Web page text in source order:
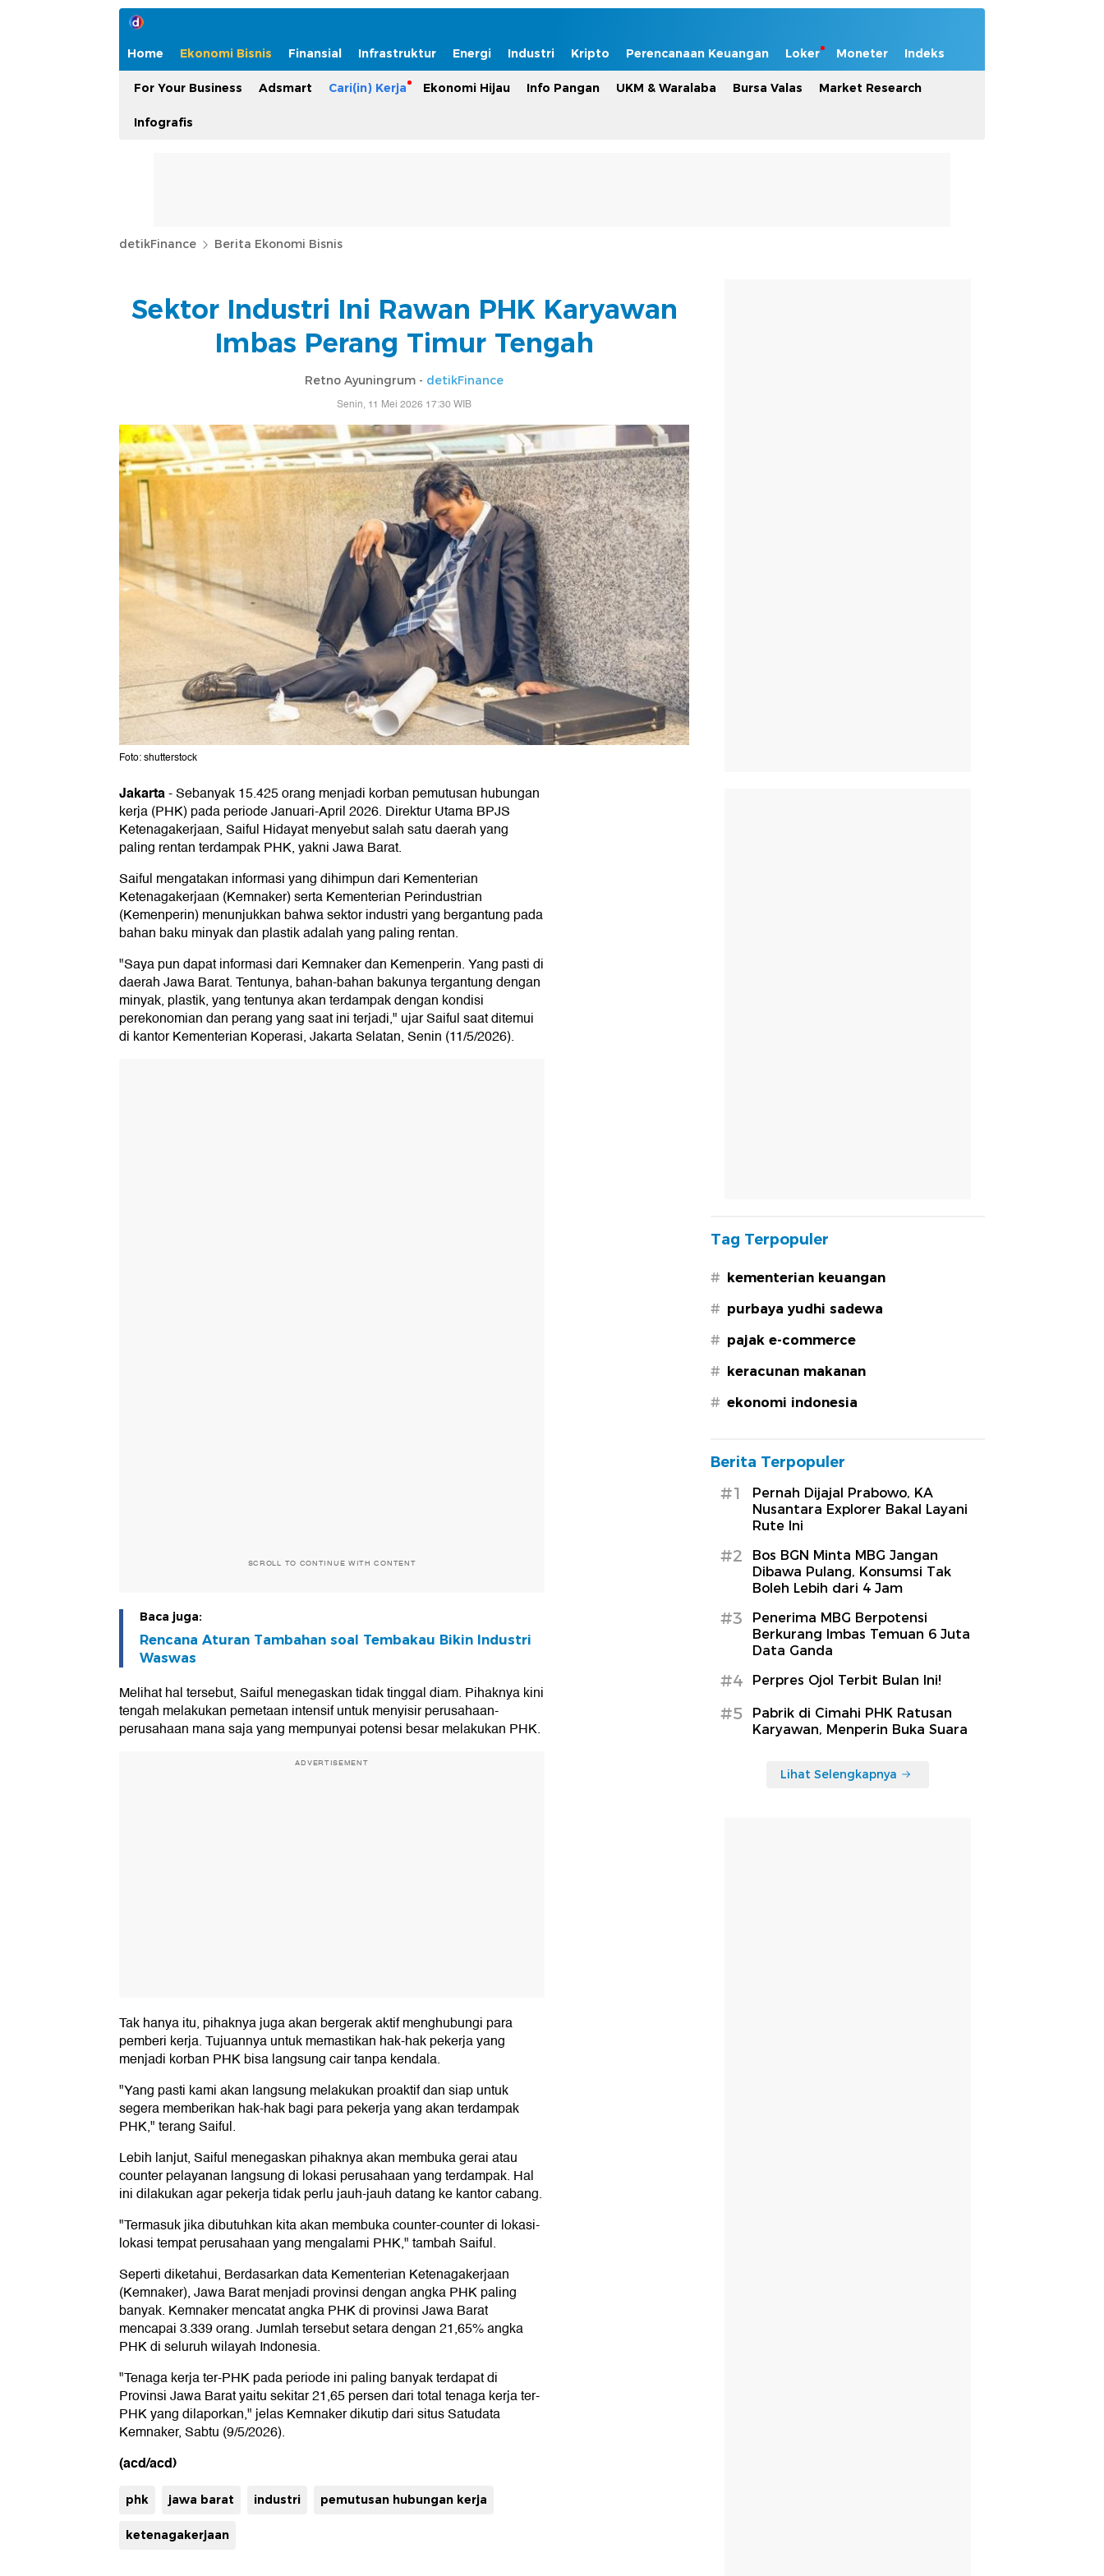
Home Ekonomi Bisnis Finansial Infrastruktur Energi Industri Kripto Perencanaan Keuangan Loker Moneter Indeks
For Your Business Adsmart Cari(in) Kerja Ekonomi Hijau Info Pangan UKM & Waralaba Bursa Valas Market Research
Infografis
detikFinance Berita Ekonomi Bisnis
Sektor Industri Ini Rawan PHK Karyawan
Imbas Perang Timur Tengah
Retno Ayuningrum - detikFinance
Senin, 11 Mei 2026 17:30 WIB
Foto: shutterstock
Jakarta-Sebanyak 15.425 orang menjadi korban pemutusan hubungan
kerja (PHK) pada periode Januari-April 2026. Direktur Utama BPJS
Ketenagakerjaan, Saiful Hidayat menyebut salah satu daerah yang
paling rentan terdampak PHK, yakni Jawa Barat.
Saiful mengatakan informasi yang dihimpun dari Kementerian
Ketenagakerjaan (Kemnaker) serta Kementerian Perindustrian
(Kemenperin) menunjukkan bahwa sektor industri yang bergantung pada
bahan baku minyak dan plastik adalah yang paling rentan.
"Saya pun dapat informasi dari Kemnaker dan Kemenperin. Yang pasti di
daerah Jawa Barat. Tentunya, bahan-bahan bakunya tergantung dengan
minyak, plastik, yang tentunya akan terdampak dengan kondisi
perekonomian dan perang yang saat ini terjadi," ujar Saiful saat ditemui
di kantor Kementerian Koperasi, Jakarta Selatan, Senin (11/5/2026).
SCROLL TO CONTINUE WITH CONTENT
Baca juga:
Rencana Aturan Tambahan soal Tembakau Bikin Industri
Waswas
Melihat hal tersebut, Saiful menegaskan tidak tinggal diam. Pihaknya kini
tengah melakukan pemetaan intensif untuk menyisir perusahaan-
perusahaan mana saja yang mempunyai potensi besar melakukan PHK.
ADVERTISEMENT
Tak hanya itu, pihaknya juga akan bergerak aktif menghubungi para
pemberi kerja. Tujuannya untuk memastikan hak-hak pekerja yang
menjadi korban PHK bisa langsung cair tanpa kendala.
"Yang pasti kami akan langsung melakukan proaktif dan siap untuk
segera memberikan hak-hak bagi para pekerja yang akan terdampak
PHK," terang Saiful.
Lebih lanjut, Saiful menegaskan pihaknya akan membuka gerai atau
counter pelayanan langsung di lokasi perusahaan yang terdampak. Hal
ini dilakukan agar pekerja tidak perlu jauh-jauh datang ke kantor cabang.
"Termasuk jika dibutuhkan kita akan membuka counter-counter di lokasi-
lokasi tempat perusahaan yang mengalami PHK," tambah Saiful.
Seperti diketahui, Berdasarkan data Kementerian Ketenagakerjaan
(Kemnaker), Jawa Barat menjadi provinsi dengan angka PHK paling
banyak. Kemnaker mencatat angka PHK di provinsi Jawa Barat
mencapai 3.339 orang. Jumlah tersebut setara dengan 21,65% angka
PHK di seluruh wilayah Indonesia.
"Tenaga kerja ter-PHK pada periode ini paling banyak terdapat di
Provinsi Jawa Barat yaitu sekitar 21,65 persen dari total tenaga kerja ter-
PHK yang dilaporkan," jelas Kemnaker dikutip dari situs Satudata
Kemnaker, Sabtu (9/5/2026).
(acd/acd)
phk jawa barat industri pemutusan hubungan kerja
ketenagakerjaan
Tag Terpopuler
# kementerian keuangan
# purbaya yudhi sadewa
# pajak e-commerce
# keracunan makanan
# ekonomi indonesia
Berita Terpopuler
#1
Pernah Dijajal Prabowo, KA
Nusantara Explorer Bakal Layani
Rute Ini
#2
Bos BGN Minta MBG Jangan
Dibawa Pulang, Konsumsi Tak
Boleh Lebih dari 4 Jam
#3
Penerima MBG Berpotensi
Berkurang Imbas Temuan 6 Juta
Data Ganda
#4 Perpres Ojol Terbit Bulan Ini!
#5
Pabrik di Cimahi PHK Ratusan
Karyawan, Menperin Buka Suara
Lihat Selengkapnya